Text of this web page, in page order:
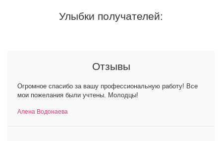
Улыбки получателей:
Отзывы
Огромное спасибо за вашу профессиональную работу! Все
мои пожелания были учтены. Молодцы!
Алена Водонаева